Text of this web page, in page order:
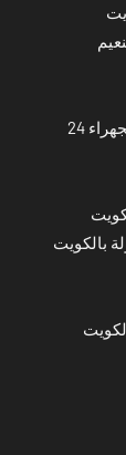
فني تصليح ستلايت الجهراء فني صيانة ستلايت الجهراء 24
بالكويت